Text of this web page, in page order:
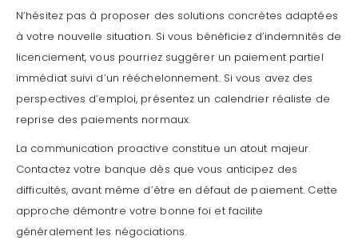
N’hésitez pas à proposer des solutions concrètes adaptées
à votre nouvelle situation. Si vous bénéficiez d’indemnités de
licenciement, vous pourriez suggérer un paiement partiel
immédiat suivi d’un rééchelonnement. Si vous avez des
perspectives d’emploi, présentez un calendrier réaliste de
reprise des paiements normaux.
La communication proactive constitue un atout majeur.
Contactez votre banque dès que vous anticipez des
difficultés, avant même d’être en défaut de paiement. Cette
approche démontre votre bonne foi et facilite
généralement les négociations.